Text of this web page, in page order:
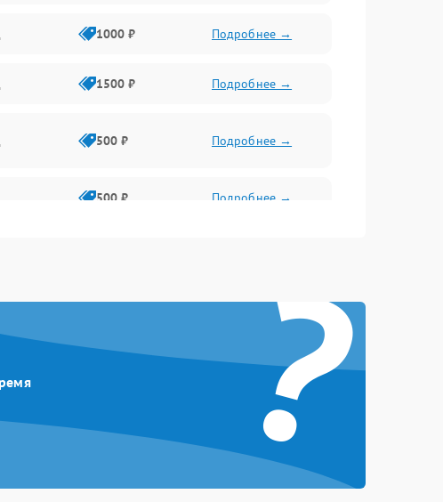
1000 ₽ Подробнее →
1500 ₽ Подробнее →
500 ₽ Подробнее →
500 ₽ Подробнее →
1500 ₽
Подробнее →
Подробнее →
?